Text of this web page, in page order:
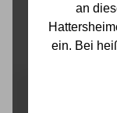
an
ein. Bei